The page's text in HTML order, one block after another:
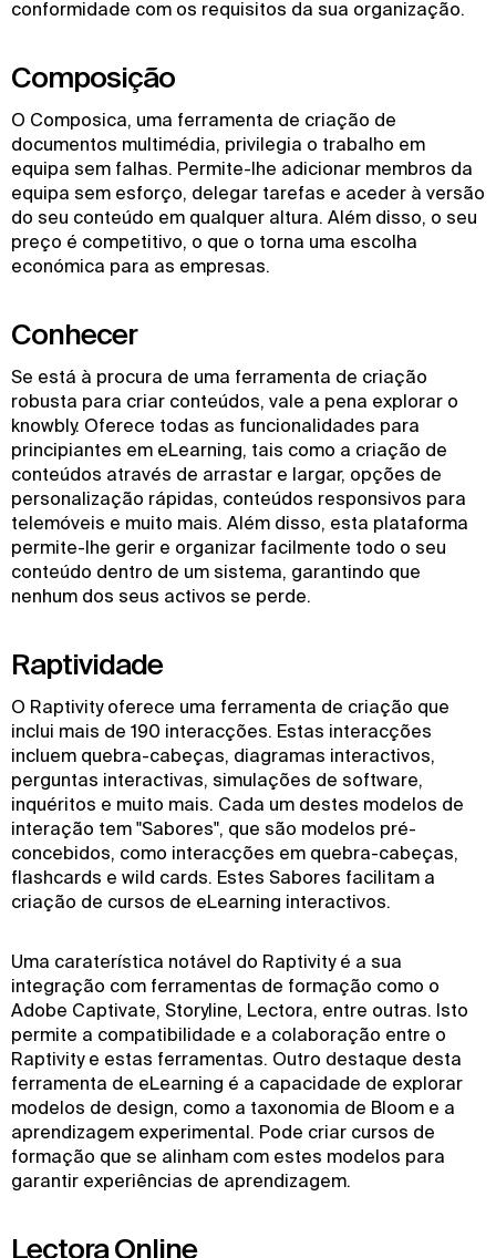
conformidade com os requisitos da sua organização.
Composição
O Composica, uma ferramenta de criação de
documentos multimédia, privilegia o trabalho em
equipa sem falhas. Permite-lhe adicionar membros da
equipa sem esforço, delegar tarefas e aceder à versão
do seu conteúdo em qualquer altura. Além disso, o seu
preço é competitivo, o que o torna uma escolha
económica para as empresas.
Conhecer
Se está à procura de uma ferramenta de criação
robusta para criar conteúdos, vale a pena explorar o
knowbly. Oferece todas as funcionalidades para
principiantes em eLearning, tais como a criação de
conteúdos através de arrastar e largar, opções de
personalização rápidas, conteúdos responsivos para
telemóveis e muito mais. Além disso, esta plataforma
permite-lhe gerir e organizar facilmente todo o seu
conteúdo dentro de um sistema, garantindo que
nenhum dos seus activos se perde.
Raptividade
O Raptivity oferece uma ferramenta de criação que
inclui mais de 190 interacções. Estas interacções
incluem quebra-cabeças, diagramas interactivos,
perguntas interactivas, simulações de software,
inquéritos e muito mais. Cada um destes modelos de
interação tem "Sabores", que são modelos pré-
concebidos, como interacções em quebra-cabeças,
flashcards e wild cards. Estes Sabores facilitam a
criação de cursos de eLearning interactivos.
Uma caraterística notável do Raptivity é a sua
integração com ferramentas de formação como o
Adobe Captivate, Storyline, Lectora, entre outras. Isto
permite a compatibilidade e a colaboração entre o
Raptivity e estas ferramentas. Outro destaque desta
ferramenta de eLearning é a capacidade de explorar
modelos de design, como a taxonomia de Bloom e a
aprendizagem experimental. Pode criar cursos de
formação que se alinham com estes modelos para
garantir experiências de aprendizagem.
Lectora Online